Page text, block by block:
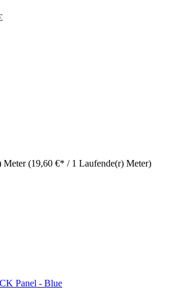
Meter(19,60 €* / 1 Laufende(r) Meter)
Panel - Blue